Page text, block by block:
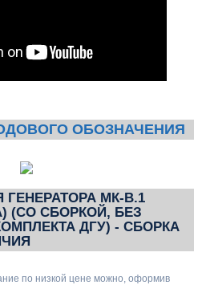
ОБОЗНАЧЕНИЯ
МК-В.1
(СО СБОРКОЙ, БЕЗ
ДГУ) - СБОРКА
по низкой цене можно, оформив